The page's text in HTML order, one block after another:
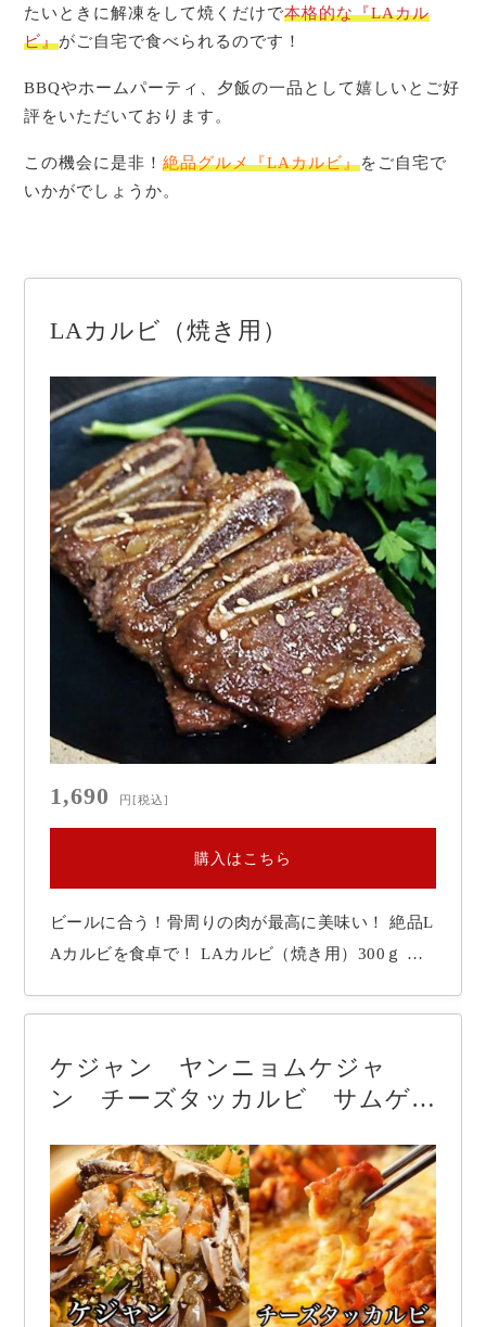
たいときに解凍をして焼くだけで本格的な『LAカル
ビ』がご自宅で食べられるのです！
BBQやホームパーティ、夕飯の一品として嬉しいとご好
評をいただいております。
この機会に是非！絶品グルメ『LAカルビ』をご自宅で
いかがでしょうか。
LAカルビ（焼き用）
1,690 円[税込]
購入はこちら
ビールに合う！骨周りの肉が最高に美味い！ 絶品L
Aカルビを食卓で！ LAカルビ（焼き用）300ｇ 名
ょうゆ、砂糖、水飴、みりん、ごま油、大根、にん
／調味料（アミノ酸等）、（一部に大豆を含む）
…
ケジャン ヤンニョムケジャ
ン チーズタッカルビ サムゲ